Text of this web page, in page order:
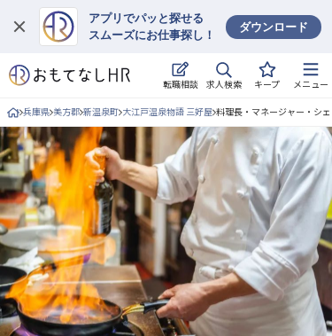
アプリでパッと探せる
スムーズにお仕事探し！
ダウンロード
転職相談 求人検索 キープ メニュー
ログイン
求人・施設を探す
キープした求人
就職・転職 合同説明会
おもてなしHRについて
ご利用の流れ
よくある質問
兵庫県 美方郡 新温泉町 大江戸温泉物語 三好屋 料理長・マネージャー・シ